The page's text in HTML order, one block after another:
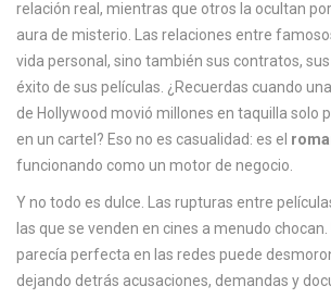
relación real, mientras que otros la ocultan
aura de misterio. Las relaciones entre
vida personal, sino también sus contratos,
éxito de sus películas. ¿Recuerdas cuando
de Hollywood movió millones en taquilla solo
en un cartel? Eso no es casualidad: es el
funcionando como un motor de negocio.
Y no todo es dulce. Las rupturas entre
las que se venden en cines a menudo
parecía perfecta en las redes puede
dejando detrás acusaciones, demandas y